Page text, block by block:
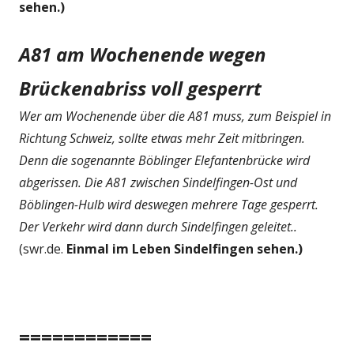
sehen.)
A81 am Wochenende wegen
Brückenabriss voll gesperrt
Wer am Wochenende über die A81 muss, zum Beispiel in
Richtung Schweiz, sollte etwas mehr Zeit mitbringen.
Denn die sogenannte Böblinger Elefantenbrücke wird
abgerissen. Die A81 zwischen Sindelfingen-Ost und
Böblingen-Hulb wird deswegen mehrere Tage gesperrt.
Der Verkehr wird dann durch Sindelfingen geleitet..
(swr.de. Einmal im Leben Sindelfingen sehen.)
============